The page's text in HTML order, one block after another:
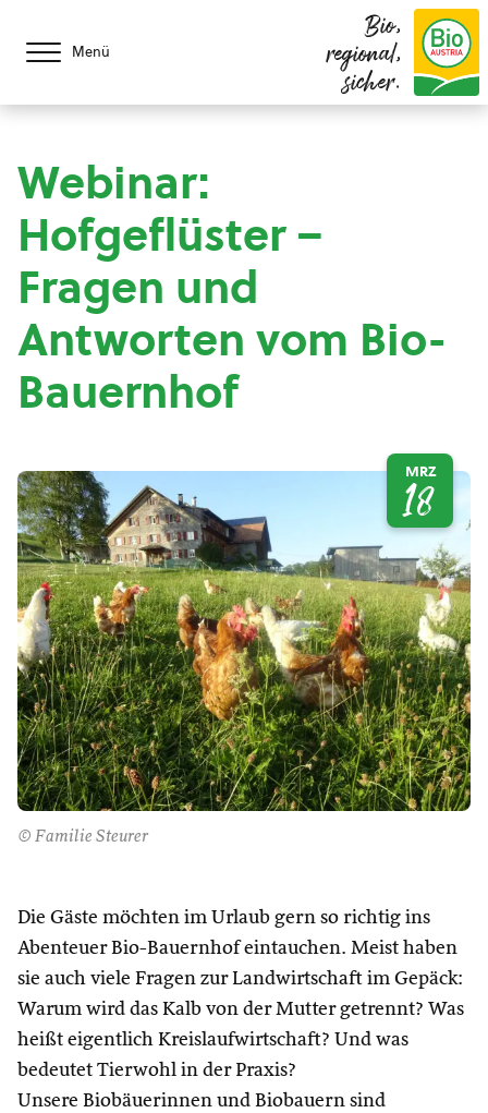
Menü
Bio,
regional,
sicher.
Webinar:
Hofgeflüster –
Fragen und
Antworten vom Bio-
Bauernhof
© Familie Steurer
MRZ
18
Die Gäste möchten im Urlaub gern so richtig ins
Abenteuer Bio-Bauernhof eintauchen. Meist haben
sie auch viele Fragen zur Landwirtschaft im Gepäck:
Warum wird das Kalb von der Mutter getrennt? Was
heißt eigentlich Kreislaufwirtschaft? Und was
bedeutet Tierwohl in der Praxis?
Unsere Biobäuerinnen und Biobauern sind